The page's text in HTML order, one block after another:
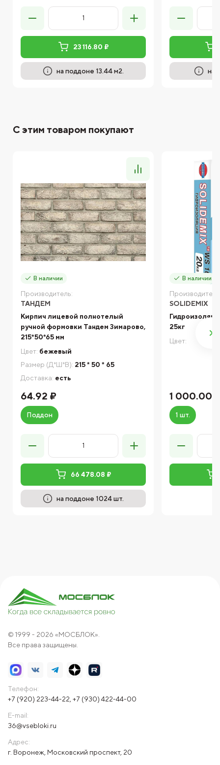
23 116.80 ₽
на поддоне 13.44 м2. на
С этим товаром покупают
В наличии
Производитель:
ТАНДЕМ
Кирпич лицевой полнотелый
ручной формовки Тандем Зимарово,
215*50*65 мм
Цвет: бежевый
Размер (Д*Ш*В): 215 * 50 * 65
Доставка: есть
64.92 ₽
Поддон
66 478.08 ₽
на поддоне 1024 шт.
В наличии
SOLIDEMIX
25кг
Цвет:
1 000.00
1 шт.
© 1999 - 2026 «МОСБЛОК».
Все права защищены.
Телефон:
+7 (920) 223-44-22 +7 (930) 422-44-00
E-mail:
36@vsebloki.ru
Адрес:
г. Воронеж, Московский проспект, 20